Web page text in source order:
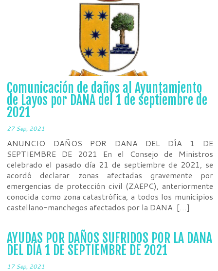
Comunicación de daños al Ayuntamiento
de Layos por DANA del 1 de septiembre de
2021
27 Sep, 2021
ANUNCIO DAÑOS POR DANA DEL DÍA 1 DE
SEPTIEMBRE DE 2021 En el Consejo de Ministros
celebrado el pasado día 21 de septiembre de 2021, se
acordó declarar zonas afectadas gravemente por
emergencias de protección civil (ZAEPC), anteriormente
conocida como zona catastrófica, a todos los municipios
castellano-manchegos afectados por la DANA. […]
AYUDAS POR DAÑOS SUFRIDOS POR LA DANA
DEL DÍA 1 DE SEPTIEMBRE DE 2021
17 Sep, 2021